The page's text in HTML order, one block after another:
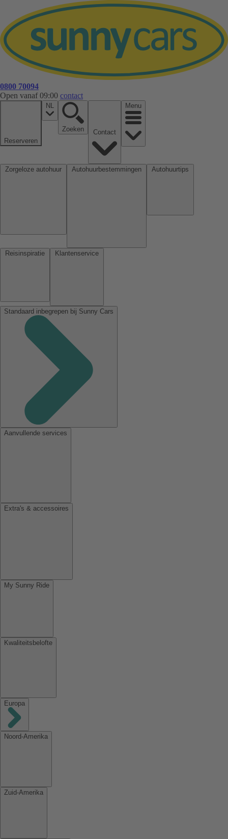
0800 70094
Open vanaf 09:00 contact
Reserveren
NL
Zoeken
Menu
Standaard inbegrepen bij Sunny Cars
Aanvullende services
Extra's & accessoires
My Sunny Ride
Kwaliteitsbelofte
Europa
Noord-Amerika
Zuid-Amerika